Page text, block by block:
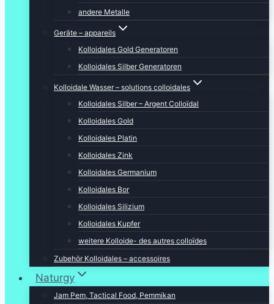
andere Metalle
Geräte – appareils
Kolloidales Gold Generatoren
Kolloidales Silber Generatoren
Kolloidale Wasser – solutions colloidales
Kolloidales Silber – Argent Colloïdal
Kolloidales Gold
Kolloidales Platin
Kolloidales Zink
Kolloidales Germanium
Kolloidales Bor
Kolloidales Silizium
Kolloidales Kupfer
weitere Kolloide- des autres colloïdes
Zubehör Kolloidales – accessoires
Naturgy
Jam Pem, Tactical Food, Pemmikan